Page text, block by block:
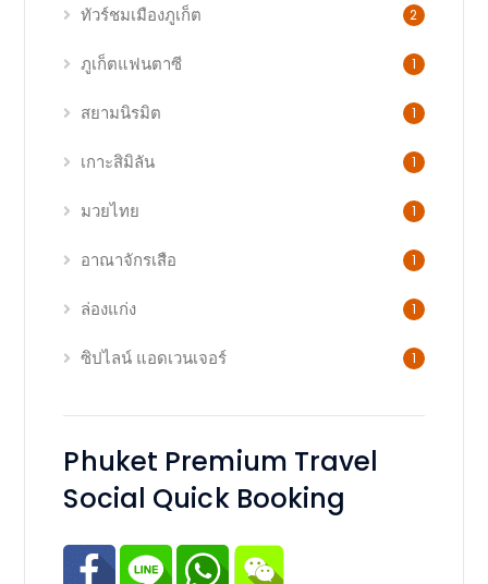
ทัวร์ชมเมืองภูเก็ต 2
ภูเก็ตแฟนตาซี 1
สยามนิรมิต 1
เกาะสิมิลัน 1
มวยไทย 1
อาณาจักรเสือ 1
ล่องแก่ง 1
ซิปไลน์ แอดเวนเจอร์ 1
Phuket Premium Travel
Social Quick Booking